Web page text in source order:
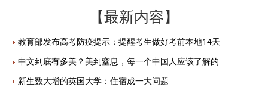
【最新内容】
教育部发布高考防疫提示：提醒考生做好考前本地14天
中文到底有多美？美到窒息，每一个中国人应该了解的
新生数大增的英国大学：住宿成一大问题